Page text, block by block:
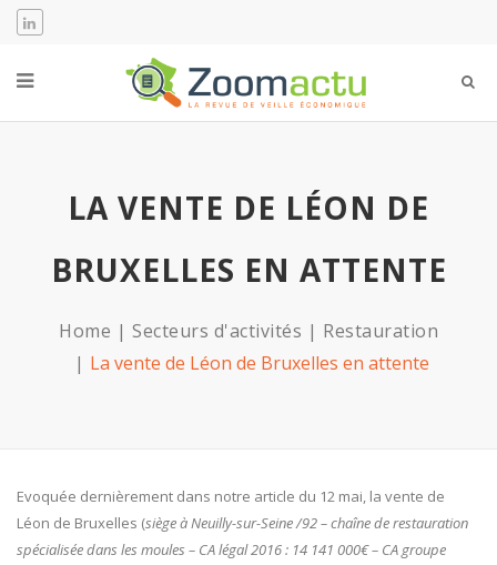
LA VENTE DE LÉON DE
BRUXELLES EN ATTENTE
Home Secteurs d'activités
Restauration
La vente de Léon de Bruxelles en attente
Evoquée dernièrement dans notre article du 12 mai, la vente de
Léon de Bruxelles (siège à Neuilly-sur-Seine /92 – chaîne de restauration
spécialisée dans les moules – CA légal 2016 : 14 141 000€ – CA groupe